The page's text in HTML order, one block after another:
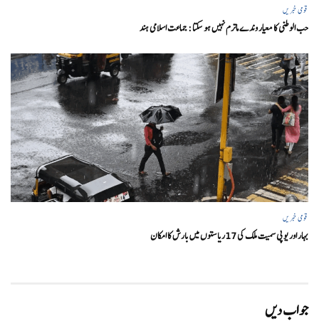
قومی خبریں
حب الوطنی کا معیار وندے ماترم نہیں ہو سکتا : جماعت اسلامی ہند
قومی خبریں
بہار اور یو پی سمیت ملک کی 17ریاستوں میں بارش کا امکان
جواب دیں